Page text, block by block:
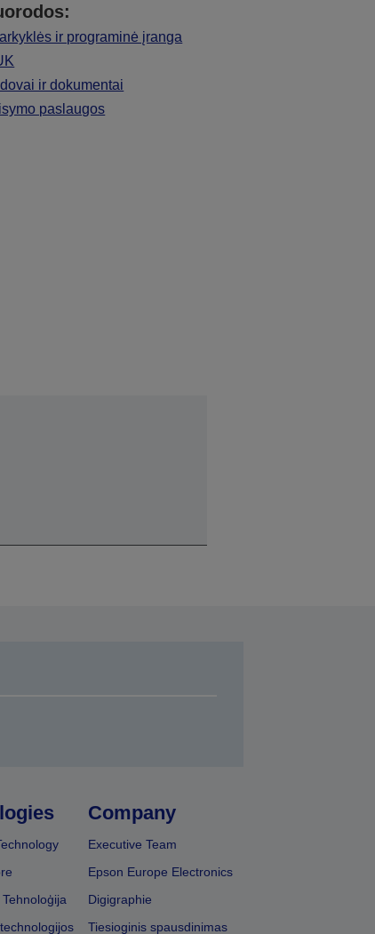
ir programinė įranga
ir dokumentai
paslaugos
Company
Executive Team
Epson Europe Electronics
Digigraphie
Tiesioginis spausdinimas